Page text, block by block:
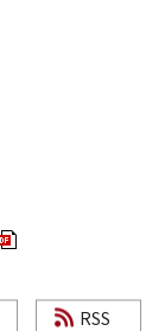
RSS